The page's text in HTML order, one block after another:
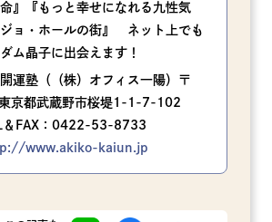
』『もっと幸せになれる九性気
ョ・ホールの街』 ネット上でも
ム晶子に出会えます！
運塾（（株）オフィス一陽）〒
京都武蔵野市桜堤1-1-7-102
＆FAX：0422-53-8733
www.akiko-kaiun.jp